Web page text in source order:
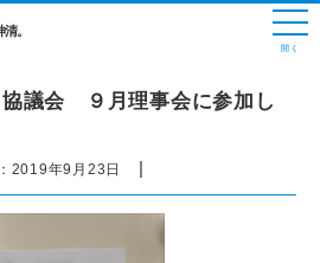
。
議会 ９月理事会に参加し
2019年9月23日 |